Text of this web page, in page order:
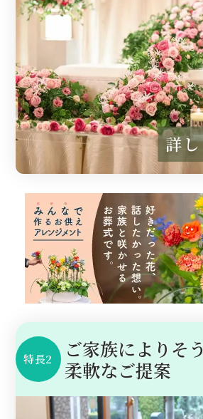
特長2
ご家族によりそう
柔軟なご提案